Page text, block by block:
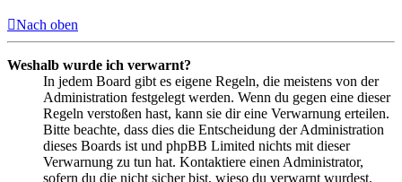
Nach oben
Weshalb wurde ich verwarnt?
In jedem Board gibt es eigene Regeln, die meistens von der
Administration festgelegt werden. Wenn du gegen eine dieser
Regeln verstoßen hast, kann sie dir eine Verwarnung erteilen.
Bitte beachte, dass dies die Entscheidung der Administration
dieses Boards ist und phpBB Limited nichts mit dieser
Verwarnung zu tun hat. Kontaktiere einen Administrator,
sofern du die nicht sicher bist, wieso du verwarnt wurdest.